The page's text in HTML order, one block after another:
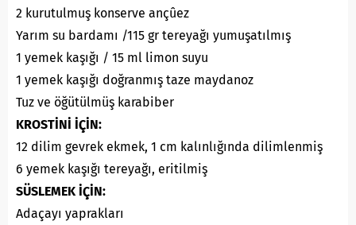
2 kurutulmuş konserve ançûez
Yarım su bardamı /115 gr tereyağı yumuşatılmış
1 yemek kaşığı / 15 ml limon suyu
1 yemek kaşığı doğranmış taze maydanoz
Tuz ve öğütülmüş karabiber
KROSTİNİ İÇİN:
12 dilim gevrek ekmek, 1 cm kalınlığında dilimlenmiş
6 yemek kaşığı tereyağı, eritilmiş
SÜSLEMEK İÇİN:
Adaçayı yaprakları